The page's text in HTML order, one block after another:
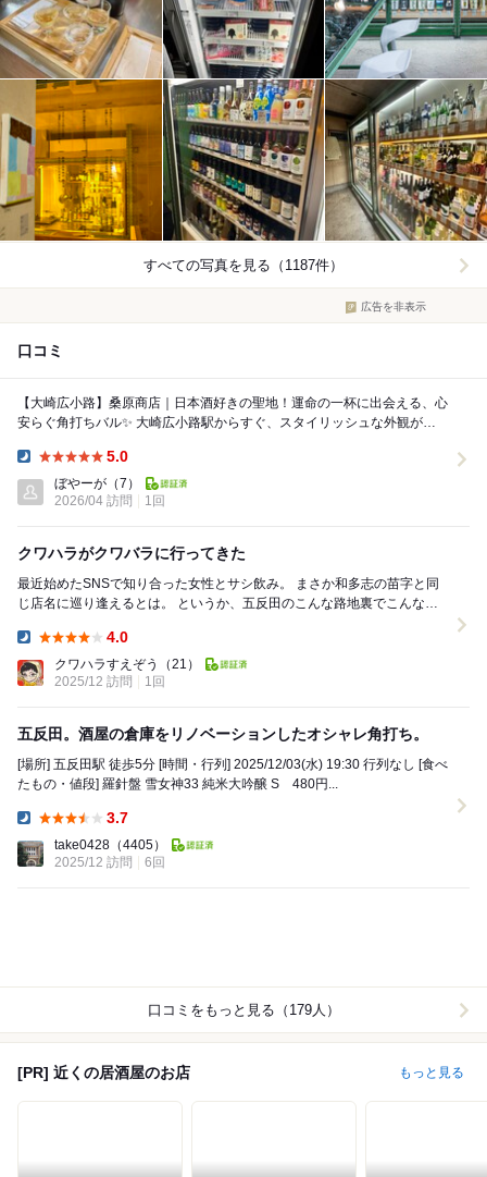
すべての写真を見る（1187件）
広告を非表示
口コミ
【大崎広小路】桑原商店｜日本酒好きの聖地！運命の一杯に出会える、心
安らぐ角打ちバル✨ 大崎広小路駅からすぐ、スタイリッシュな外観が目
5.0
ぼやーが （7）
2026/04 訪問
1回
クワハラがクワバラに行ってきた
最近始めたSNSで知り合った女性とサシ飲み。 まさか和多志の苗字と同
じ店名に巡り逢えるとは。 というか、五反田のこんな路地裏でこんな雰
4.0
クワハラすえぞう
（21）
2025/12 訪問
1回
五反田。酒屋の倉庫をリノベーションしたオシャレ角打ち。
[場所] 五反田駅 徒歩5分 [時間・行列] 2025/12/03(水) 19:30 行列なし [食べ
たもの・値段] 羅針盤 雪女神33 純米大吟醸 S 480円...
3.7
take0428 （4405）
2025/12 訪問
6回
口コミをもっと見る（179人）
[PR] 近くの居酒屋のお店 もっと見る